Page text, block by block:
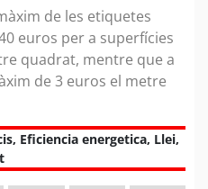
de les etiquetes
euros per a superfícies
quadrat, mentre que a
de 3 euros el metre
, Eficiencia energetica, Llei,